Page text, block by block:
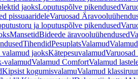
jaoksLoputuspõlve pikendused
pissuaarideleVaruosad
ja loputuspõlve pikendused
MansetidBideede äravooluühendused
TihendidPesuplatsValamudValamud
valamud jaoksKätepesuvalamudVaruosad
valamudValamud ComfortValamud
Kipsist kogumisvalamuValamud